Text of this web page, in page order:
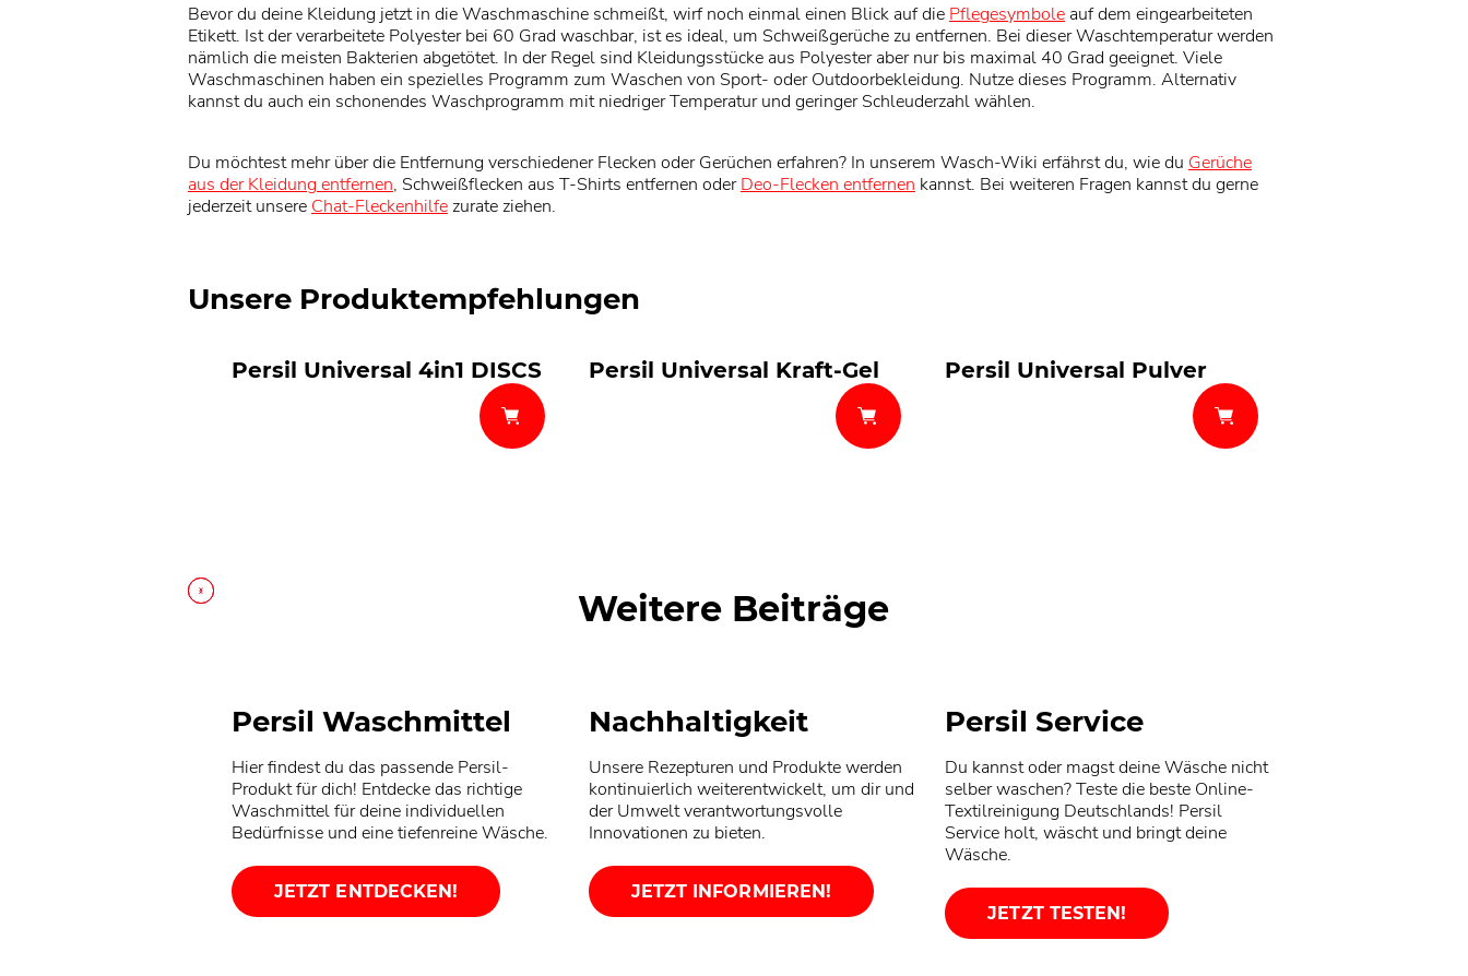
Bevor du deine Kleidung jetzt in die Waschmaschine schmeißt, wirf noch einmal einen Blick auf die Pflegesymboleauf dem eingearbeiteten
Etikett. Ist der verarbeitete Polyester bei 60 Grad waschbar, ist es ideal, um Schweißgerüche zu entfernen. Bei dieser Waschtemperatur werden
nämlich die meisten Bakterien abgetötet. In der Regel sind Kleidungsstücke aus Polyester aber nur bis maximal 40 Grad geeignet. Viele
Waschmaschinen haben ein spezielles Programm zum Waschen von Sport- oder Outdoorbekleidung. Nutze dieses Programm. Alternativ
kannst du auch ein schonendes Waschprogramm mit niedriger Temperatur und geringer Schleuderzahl wählen.
Du möchtest mehr über die Entfernung verschiedener Flecken oder Gerüchen erfahren? In unserem Wasch-Wiki erfährst du, wie du Gerüche
aus der Kleidung entfernen, Schweißflecken aus T-Shirts entfernen oderDeo-Flecken entfernen kannst. Bei weiteren Fragen kannst du gerne
jederzeit unsere Chat-Fleckenhilfezurate ziehen.
Unsere Produktempfehlungen
Persil Universal 4in1 DISCS Persil Universal Kraft-Gel Persil Universal Pulver
Weitere Beiträge
Persil Waschmittel
Hier findest du das passende Persil-
Produkt für dich! Entdecke das richtige
Waschmittel für deine individuellen
Bedürfnisse und eine tiefenreine Wäsche.
JETZT ENTDECKEN!
Nachhaltigkeit
Unsere Rezepturen und Produkte werden
kontinuierlich weiterentwickelt, um dir und
der Umwelt verantwortungsvolle
Innovationen zu bieten.
JETZT INFORMIEREN!
Persil Service
Du kannst oder magst deine Wäsche nicht
selber waschen? Teste die beste Online-
Textilreinigung Deutschlands! Persil
Service holt, wäscht und bringt deine
Wäsche.
JETZT TESTEN!